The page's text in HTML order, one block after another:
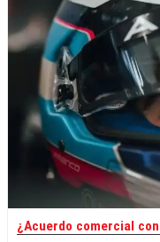
¿Acuerdo comercial